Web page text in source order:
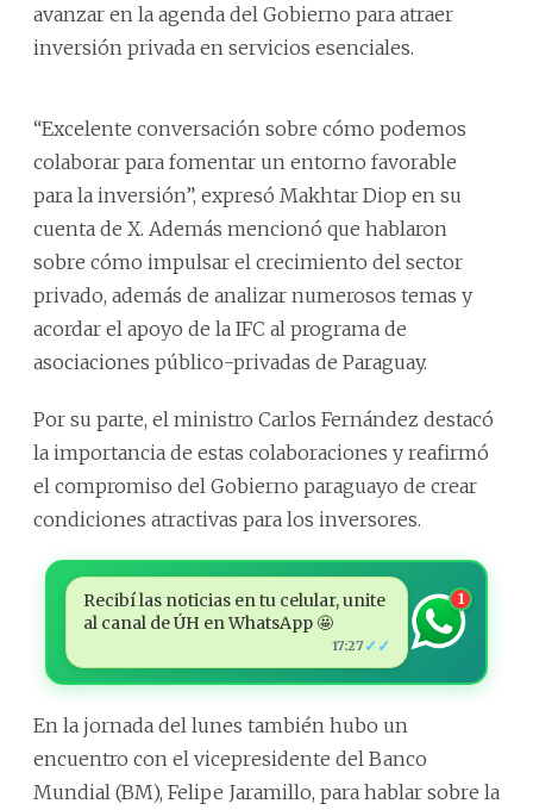
avanzar en la agenda del Gobierno para atraer
inversión privada en servicios esenciales.
“Excelente conversación sobre cómo podemos
colaborar para fomentar un entorno favorable
para la inversión”, expresó Makhtar Diop en su
cuenta de X. Además mencionó que hablaron
sobre cómo impulsar el crecimiento del sector
privado, además de analizar numerosos temas y
acordar el apoyo de la IFC al programa de
asociaciones público-privadas de Paraguay.
Por su parte, el ministro Carlos Fernández destacó
la importancia de estas colaboraciones y reafirmó
el compromiso del Gobierno paraguayo de crear
condiciones atractivas para los inversores.
Recibí las noticias en tu celular, unite
al canal de ÚH en WhatsApp 🤩
17:27 ✓✓
1
En la jornada del lunes también hubo un
encuentro con el vicepresidente del Banco
Mundial (BM), Felipe Jaramillo, para hablar sobre la